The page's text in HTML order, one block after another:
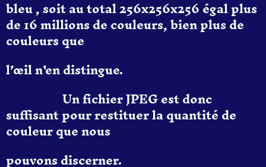
bleu , soit au total 256x256x256 égal plus
de 16 millions de couleurs, bien plus de
couleurs que
l’œil n'en distingue.
Un fichier JPEG est donc
suffisant pour restituer la quantité de
couleur que nous
pouvons discerner.